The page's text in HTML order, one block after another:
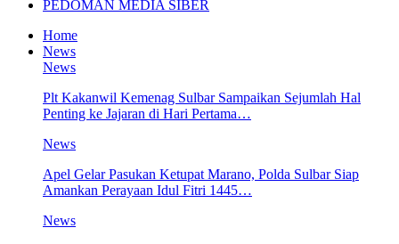
PEDOMAN MEDIA SIBER
Home
News
News
Plt Kakanwil Kemenag Sulbar Sampaikan Sejumlah Hal
Penting ke Jajaran di Hari Pertama…
News
Apel Gelar Pasukan Ketupat Marano, Polda Sulbar Siap
Amankan Perayaan Idul Fitri 1445…
News